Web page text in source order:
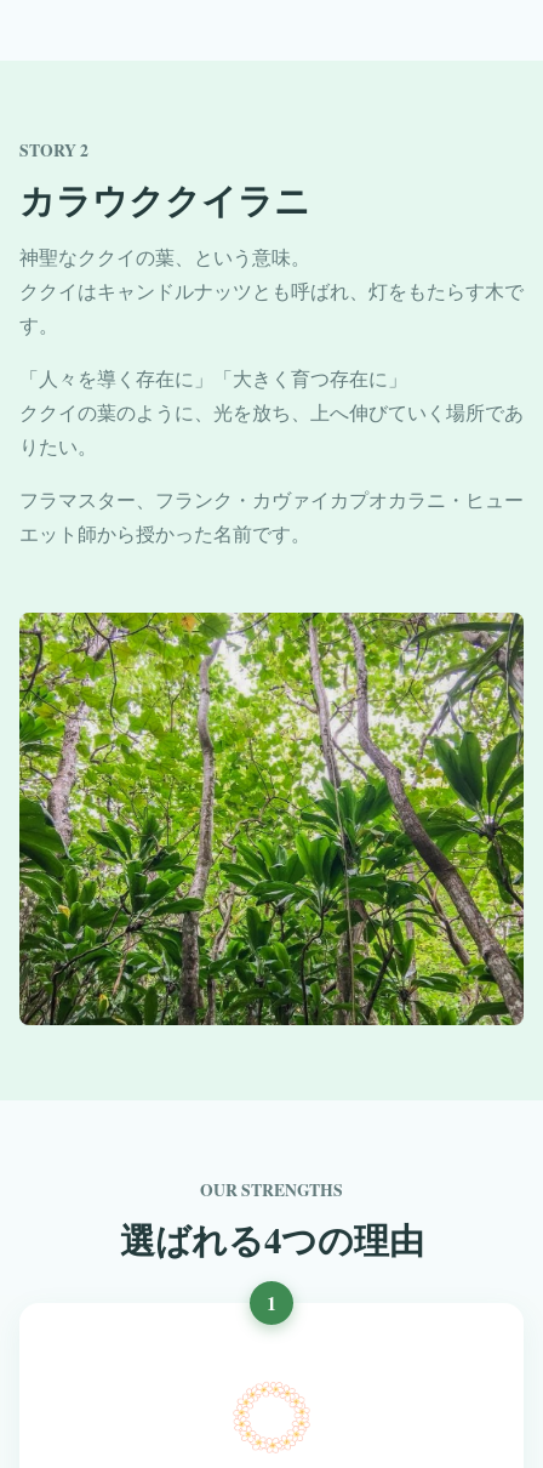
STORY 2
カラウククイラニ
神聖なククイの葉、という意味。
ククイはキャンドルナッツとも呼ばれ、灯をもたらす木で
す。
「人々を導く存在に」「大きく育つ存在に」
ククイの葉のように、光を放ち、上へ伸びていく場所であ
りたい。
フラマスター、フランク・カヴァイカプオカラニ・ヒュー
エット師から授かった名前です。
OUR STRENGTHS
選ばれる4つの理由
1